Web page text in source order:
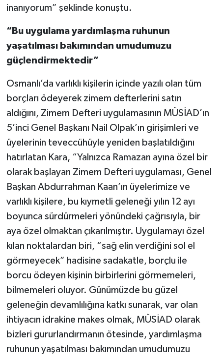
inanıyorum” şeklinde konuştu.
“Bu uygulama yardımlaşma ruhunun
yaşatılması bakımından umudumuzu
güçlendirmektedir”
Osmanlı’da varlıklı kişilerin içinde yazılı olan tüm
borçları ödeyerek zimem defterlerini satın
aldığını, Zimem Defteri uygulamasının MÜSİAD’ın
5’inci Genel Başkanı Nail Olpak’ın girişimleri ve
üyelerinin teveccühüyle yeniden başlatıldığını
hatırlatan Kara, “Yalnızca Ramazan ayına özel bir
olarak başlayan Zimem Defteri uygulaması, Genel
Başkan Abdurrahman Kaan’ın üyelerimize ve
varlıklı kişilere, bu kıymetli geleneği yılın 12 ayı
boyunca sürdürmeleri yönündeki çağrısıyla, bir
aya özel olmaktan çıkarılmıştır. Uygulamayı özel
kılan noktalardan biri, “sağ elin verdiğini sol el
görmeyecek” hadisine sadakatle, borçlu ile
borcu ödeyen kişinin birbirlerini görmemeleri,
bilmemeleri oluyor. Günümüzde bu güzel
geleneğin devamlılığına katkı sunarak, var olan
ihtiyacın idrakine makes olmak, MÜSİAD olarak
bizleri gururlandırmanın ötesinde, yardımlaşma
ruhunun yaşatılması bakımından umudumuzu